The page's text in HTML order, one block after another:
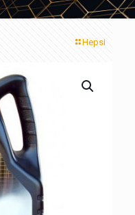
Hepsi